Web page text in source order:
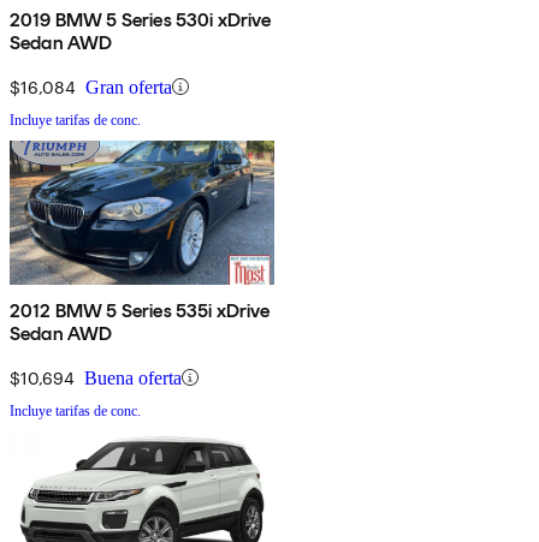
2019 BMW 5 Series 530i xDrive
Sedan AWD
$16,084 Gran oferta
Incluye tarifas de conc.
2012 BMW 5 Series 535i xDrive
Sedan AWD
$10,694 Buena oferta
Incluye tarifas de conc.